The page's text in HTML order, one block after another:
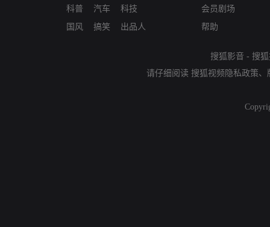
科普
国风
汽车
搞笑
科技
出品人
会员剧场
帮助
搜狐影音 - 搜
请仔细阅读 搜狐视频隐私政策、